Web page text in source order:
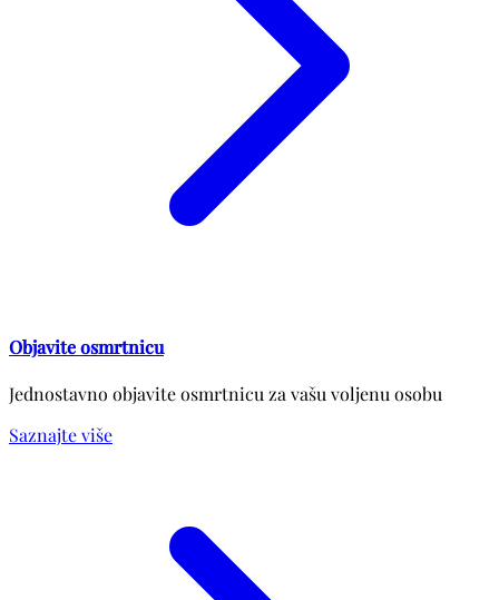
Objavite osmrtnicu
Jednostavno objavite osmrtnicu za vašu voljenu osobu
Saznajte više